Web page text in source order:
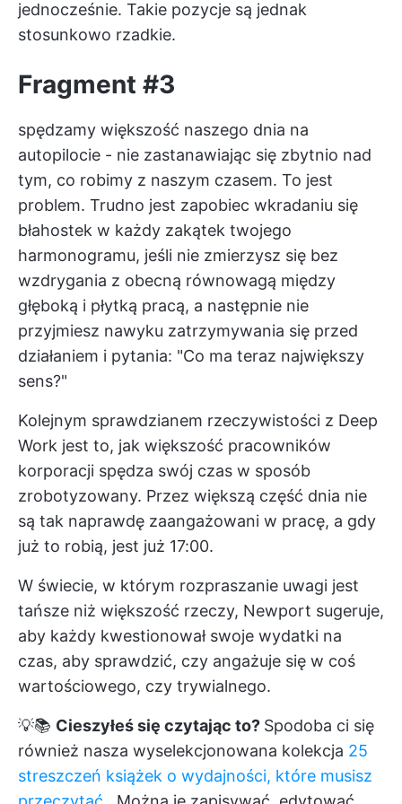
jednocześnie. Takie pozycje są jednak
stosunkowo rzadkie.
Fragment #3
spędzamy większość naszego dnia na
autopilocie - nie zastanawiając się zbytnio nad
tym, co robimy z naszym czasem. To jest
problem. Trudno jest zapobiec wkradaniu się
błahostek w każdy zakątek twojego
harmonogramu, jeśli nie zmierzysz się bez
wzdrygania z obecną równowagą między
głęboką i płytką pracą, a następnie nie
przyjmiesz nawyku zatrzymywania się przed
działaniem i pytania: "Co ma teraz największy
sens?"
Kolejnym sprawdzianem rzeczywistości z Deep
Work jest to, jak większość pracowników
korporacji spędza swój czas w sposób
zrobotyzowany. Przez większą część dnia nie
są tak naprawdę zaangażowani w pracę, a gdy
już to robią, jest już 17:00.
W świecie, w którym rozpraszanie uwagi jest
tańsze niż większość rzeczy, Newport sugeruje,
aby każdy kwestionował swoje wydatki na
czas, aby sprawdzić, czy angażuje się w coś
wartościowego, czy trywialnego.
💡📚 Cieszyłeś się czytając to? Spodoba ci się
również nasza wyselekcjonowana kolekcja 25
streszczeń książek o wydajności, które musisz